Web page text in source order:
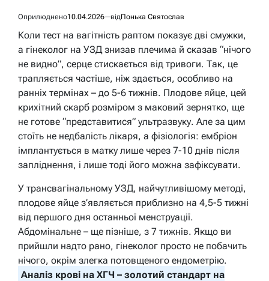
Оприлюднено10.04.2026 відПонька Святослав
Коли тест на вагітність раптом показує дві смужки,
а гінеколог на УЗД знизав плечима й сказав “нічого
не видно”, серце стискається від тривоги. Так, це
трапляється частіше, ніж здається, особливо на
ранніх термінах – до 5-6 тижнів. Плодове яйце, цей
крихітний скарб розміром з маковий зернятко, ще
не готове “представитися” ультразвуку. Але за цим
стоїть не недбалість лікаря, а фізіологія: ембріон
імплантується в матку лише через 7-10 днів після
запліднення, і лише тоді його можна зафіксувати.
У трансвагінальному УЗД, найчутливішому методі,
плодове яйце з’являється приблизно на 4,5-5 тижні
від першого дня останньої менструації.
Абдомінальне – ще пізніше, з 7 тижнів. Якщо ви
прийшли надто рано, гінеколог просто не побачить
нічого, окрім злегка потовщеного ендометрію.
Аналіз крові на ХГЧ – золотий стандарт на